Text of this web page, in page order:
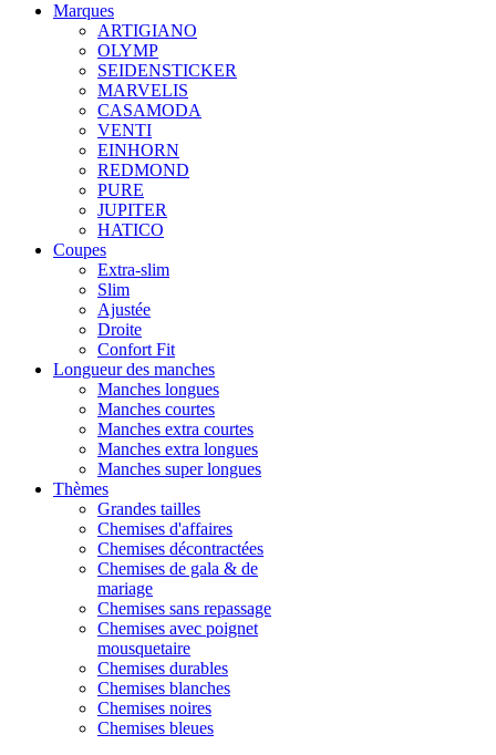
Marques
ARTIGIANO
OLYMP
SEIDENSTICKER
MARVELIS
CASAMODA
VENTI
EINHORN
REDMOND
PURE
JUPITER
HATICO
Coupes
Extra-slim
Slim
Ajustée
Droite
Confort Fit
Longueur des manches
Manches longues
Manches courtes
Manches extra courtes
Manches extra longues
Manches super longues
Thèmes
Grandes tailles
Chemises d'affaires
Chemises décontractées
Chemises de gala & de
mariage
Chemises sans repassage
Chemises avec poignet
mousquetaire
Chemises durables
Chemises blanches
Chemises noires
Chemises bleues